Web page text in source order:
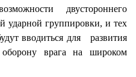
двустороннего
ударной группировки, и тех
вводиться для развития
врага на широком